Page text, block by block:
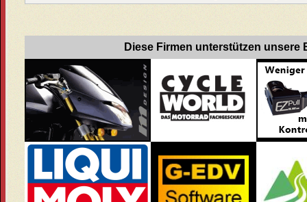
Diese Firmen unterstützen unsere